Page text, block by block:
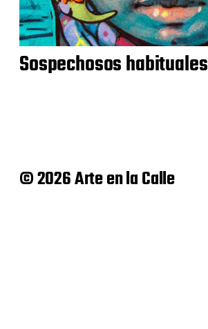
Sospechosos habituales
© 2026 Arte en la Calle